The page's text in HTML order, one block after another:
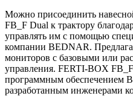
Можно присоединить
FB_F Dual к трактору
управлять им с помощью
компании BEDNAR.
мониторов с базовыми или
управления. FERTI-BOX
программным обеспечением
разработанным инженерами